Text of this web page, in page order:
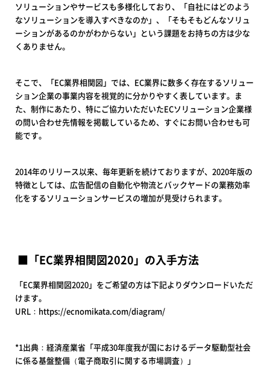
ソリューションやサービスも多様化しており、「自社にはどのよう
なソリューションを導入すべきなのか」、「そもそもどんなソリュ
ーションがあるのかがわからない」という課題をお持ちの方は少な
くありません。
そこで、「EC業界相関図」では、EC業界に数多く存在するソリュー
ション企業の事業内容を視覚的に分かりやすく表しています。ま
た、制作にあたり、特にご協力いただいたECソリューション企業様
の問い合わせ先情報を掲載しているため、すぐにお問い合わせも可
能です。
2014年のリリース以来、毎年更新を続けておりますが、2020年版の
特徴としては、広告配信の自動化や物流とバックヤードの業務効率
化をするソリューションサービスの増加が見受けられます。
​​ ■「EC業界相関図2020」の入手方法
「EC業界相関図2020」をご希望の方は下記よりダウンロードいただ
けます。
URL：https://ecnomikata.com/diagram/
*1出典：経済産業省「平成30年度我が国におけるデータ駆動型社会
に係る基盤整備（電子商取引に関する市場調査）」